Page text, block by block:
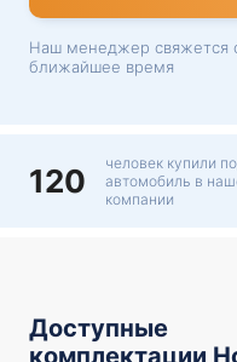
Наш менеджер свяжется
ближайшее время
120
человек купили
автомобиль в
компании
Доступные
комплектации